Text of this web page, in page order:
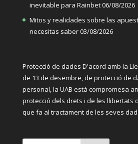
inevitable para Rainbet06/08/2026
Mitos y realidades sobre las
necesitas saber03/08/2026
Protecció de dades D'acord amb la
de 13 de desembre, de protecció de
personal, la UAB està compromesa
protecció dels drets i de les llibertats
que fa al tractament de les seves